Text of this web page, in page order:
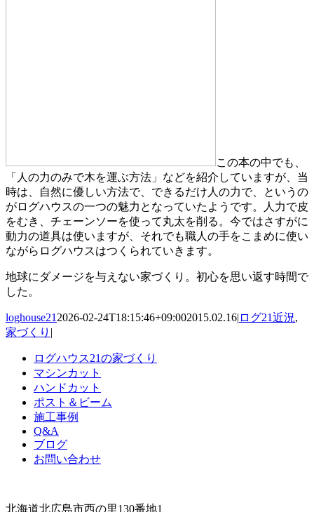
この本の中でも、
「人の力のみで木を運ぶ方法」などを紹介していますが、当
時は、自然に優しい方法で、できるだけ人の力で、というの
がログハウスの一つの魅力となっていたようです。人力で皮
をむき、チェーンソーを使って丸太を削る。今ではさすがに
動力の道具は使いますが、それでも職人の手をこまめに使い
ながらログハウスはつくられていきます。
地球にダメージを与えない家づくり。初心を思い返す時間で
した。
loghouse21 2026-02-24T18:15:46+09:002015.02.16| ログ21近況,
家づくり |
ログハウス21の家づくり
マシンカット
ハンドカット
ポスト＆ビーム
施工事例
Q&A
ブログ
お問い合わせ
北海道北広島市西の里130番地1